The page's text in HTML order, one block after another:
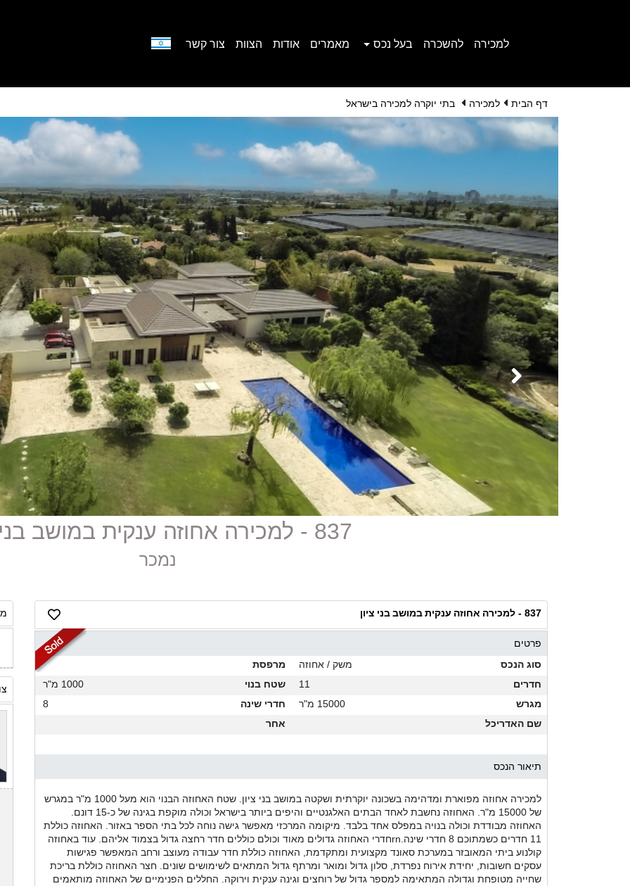
למכירה להשכרה בעל נכס מאמרים אודות הצוות צור קשר
דף הבית למכירה בתי יוקרה למכירה בישראל
837 - למכירה אחוזה ענקית במושב בני ציון
נמכר
837 - למכירה אחוזה ענקית במושב בני ציון
פרטים
סוג הנכס
משק / אחוזה
מרפסת
חדרים
11 שטח בנוי
1000 מ"ר
מגרש
15000 מ"ר חדרי שינה
8
שם האדריכל
אחר
תיאור הנכס
למכירה אחוזה מפוארת ומדהימה בשכונה יוקרתית ושקטה במושב בני ציון. שטח האחוזה הבנוי הוא מעל 1000 מ"ר במגרש
של 15000 מ"ר. האחוזה נחשבת לאחד הבתים האלגנטיים והיפים ביותר בישראל וכולה מוקפת בגינה של כ-15 דונם.
האחוזה מבודדת וכולה בנויה במפלס אחד בלבד. מיקומה המרכזי מאפשר גישה נוחה לכל בתי הספר באזור. האחוזה כוללת
11 חדרים כשמתוכם 8 חדרי שינה.rnחדרי האחוזה גדולים מאוד וכולם כוללים חדר רחצה גדול בצמוד אליהם. עוד באחוזה
קולנוע ביתי המאובזר במערכת סאונד מקצועית ומתקדמת, האחוזה כוללת חדר עבודה מעוצב ורחב המאפשר פגישות
עסקים חשובות, יחידת אירוח נפרדת, סלון גדול ומואר ומרתף גדול המתאים לשימושים שונים. חצר האחוזה כוללת בריכת
שחייה מטופחת וגדולה המתאימה למספר גדול של רוחצים וגינה ענקית וירוקה. החללים הפנימיים של האחוזה מותאמים